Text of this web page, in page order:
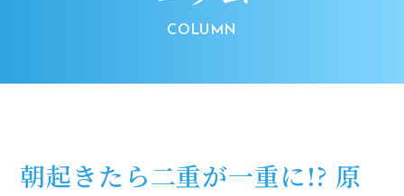
朝起きたら二重が一重に!? 原